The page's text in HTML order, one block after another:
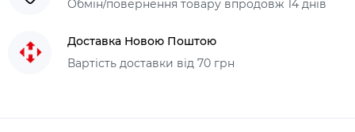
Обмін/повернення товару впродовж 14 днів
Доставка Новою Поштою
Вартість доставки від 70 грн